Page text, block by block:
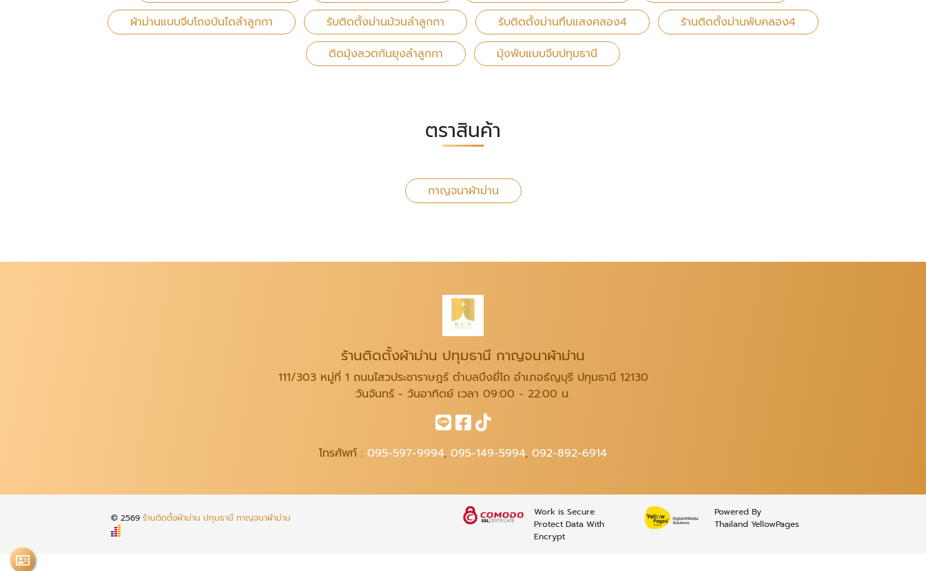
ผ้าม่านแบบจีบโถงบันไดลำลูกกา
รับติดตั้งม่านม้วนลำลูกกา รับติดตั้งม่านทึบแสงคลอง4
ร้านติดตั้งม่านพับคลอง4
ติดมุ้งลวดกันยุงลำลูกกา
มุ้งพับแบบจีบปทุมธานี
ตราสินค้า
กาญจนาผ้าม่าน
ร้านติดตั้งผ้าม่าน ปทุมธานี กาญจนาผ้าม่าน
111/303 หมู่ที่ 1 ถนนไสวประชาราษฎร์ ตำบลบึงยี่โถ อำเภอธัญบุรี ปทุมธานี 12130
วันจันทร์ - วันอาทิตย์ เวลา 09:00 - 22:00 น.
โทรศัพท์ : 095-597-9994, 095-149-5994, 092-892-6914
© 2569ร้านติดตั้งผ้าม่าน ปทุมธานี กาญจนาผ้าม่าน
Work is Secure
Protect Data With
Encrypt
Powered By
Thailand YellowPages